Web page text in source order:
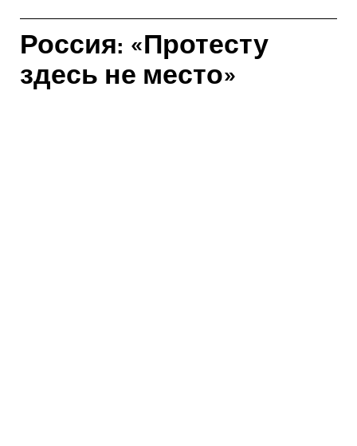
Россия: «Протесту
здесь не место»